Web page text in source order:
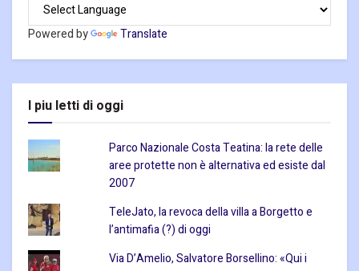
Powered by Translate
I piu letti di oggi
Parco Nazionale Costa Teatina: la rete delle
aree protette non è alternativa ed esiste dal
2007
TeleJato, la revoca della villa a Borgetto e
l’antimafia (?) di oggi
Via D’Amelio, Salvatore Borsellino: «Qui i